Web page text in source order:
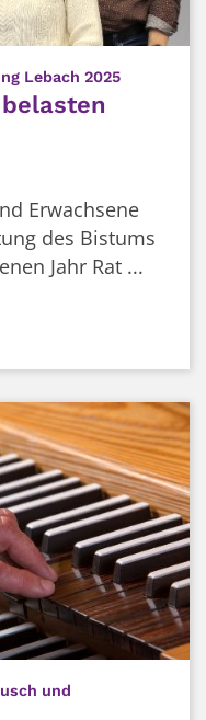
Lebach 2025:
Erwachsene
des Bistums
Jahr Rat ...
und